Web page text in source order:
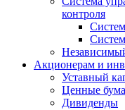
контроля
Акционерам и
Уставный
Ценные
Дивиденды